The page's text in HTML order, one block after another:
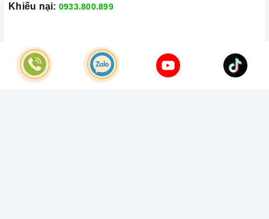
Khiếu nại: 0933.800.899
© Bản quyền thuộc vềCông Ty TNHH Home Best Việt Nam
Cung cấp bởi
Sapo